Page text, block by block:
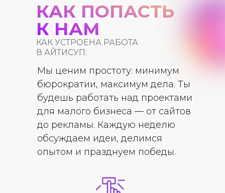
КАК ПОПАСТЬ
К НАМ
КАК УСТРОЕНА РАБОТА
В АЙТИСУП:
Мы ценим простоту: минимум
бюрократии, максимум дела. Ты
будешь работать над проектами
для малого бизнеса — от сайтов
до рекламы. Каждую неделю
обсуждаем идеи, делимся
опытом и празднуем победы.